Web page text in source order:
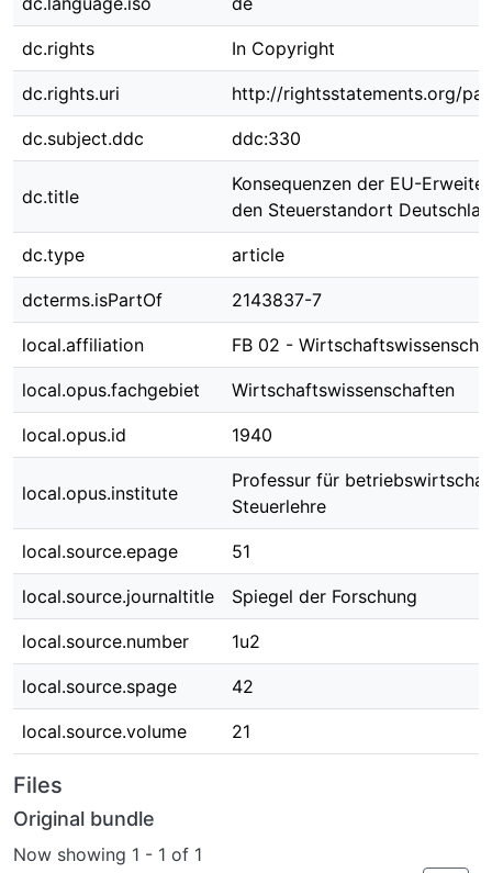
dc.rights In Copyright
dc.rights.uri http://rightsstatements.org/
dc.subject.ddc ddc:330
dc.title
Konsequenzen der EU-
den Steuerstandort
dc.type article
dcterms.isPartOf 2143837-7
local.affiliation FB 02 -
local.opus.fachgebiet Wirtschaftswissenschaften
local.opus.id 1940
local.opus.institute
Professur für
Steuerlehre
local.source.epage 51
local.source.journaltitle Spiegel der Forschung
local.source.number 1u2
local.source.spage 42
local.source.volume 21
Files
Original bundle
Now showing 1 - 1 of 1